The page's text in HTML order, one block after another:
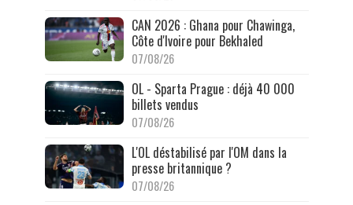
CAN 2026 : Ghana pour Chawinga,
Côte d'Ivoire pour Bekhaled
07/08/26
OL - Sparta Prague : déjà 40 000
billets vendus
07/08/26
L'OL déstabilisé par l'OM dans la
presse britannique ?
07/08/26